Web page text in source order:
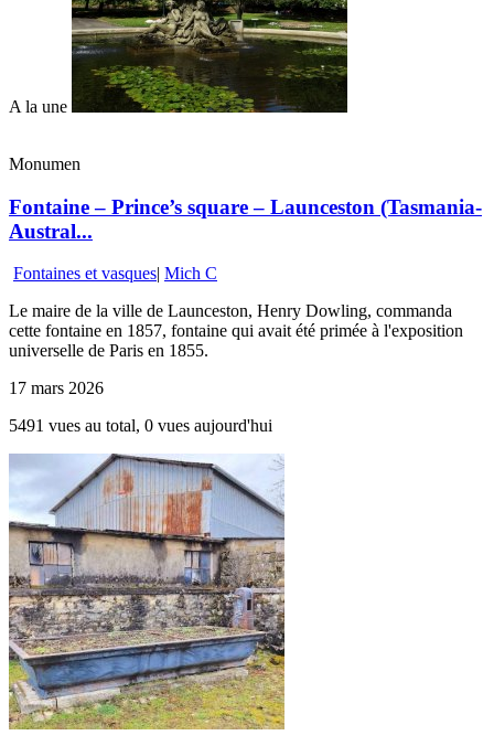
A la une
Monumen
Fontaine – Prince’s square – Launceston (Tasmania-
Austral...
Fontaines et vasques| Mich C
Le maire de la ville de Launceston, Henry Dowling, commanda
cette fontaine en 1857, fontaine qui avait été primée à l'exposition
universelle de Paris en 1855.
17 mars 2026
5491 vues au total, 0 vues aujourd'hui